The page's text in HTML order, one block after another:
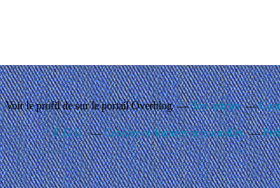
Voir le profil desur le portail Overblog Top articles
C.G.U. Cookies et données personnelles